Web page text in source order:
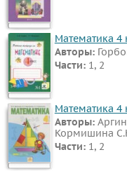
Математика 4
Авторы:
Части: 1, 2
Математика 4
Авторы:
Кормишина
Части: 1, 2